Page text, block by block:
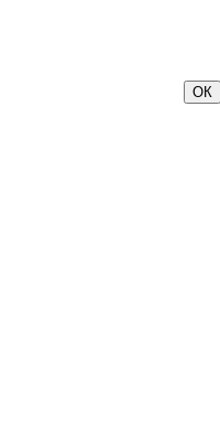
ОК